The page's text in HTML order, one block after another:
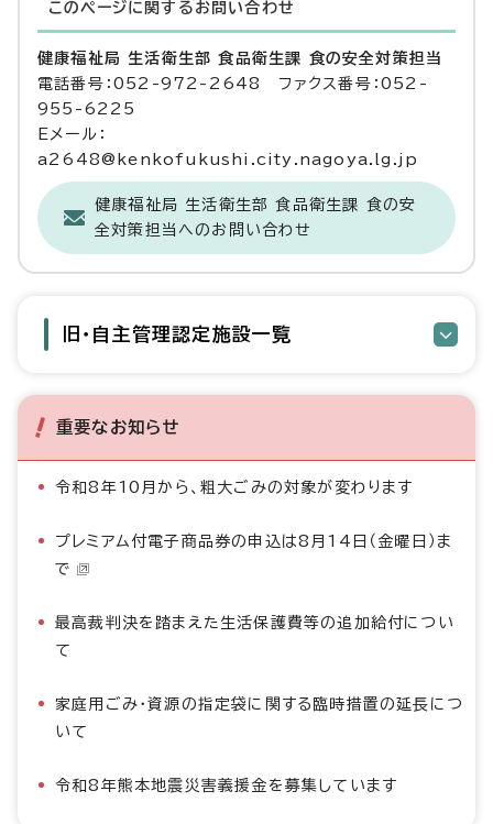
このページに関する お問い合わせ
健康福祉局 生活衛生部 食品衛生課 食の安全対策担当
電話番号：052-972-2648 ファクス番号：052-
955-6225
Eメール：
a2648@kenkofukushi.city.nagoya.lg.jp
健康福祉局 生活衛生部 食品衛生課 食の安
全対策担当へのお問い合わせ
旧・自主管理認定施設一覧
重要なお知らせ
令和8年10月から、粗大ごみの対象が変わります
プレミアム付電子商品券の申込は8月14日（金曜日）ま
で
最高裁判決を踏まえた生活保護費等の追加給付につい
て
家庭用ごみ・資源の指定袋に関する臨時措置の延長につ
いて
令和8年熊本地震災害義援金を募集しています